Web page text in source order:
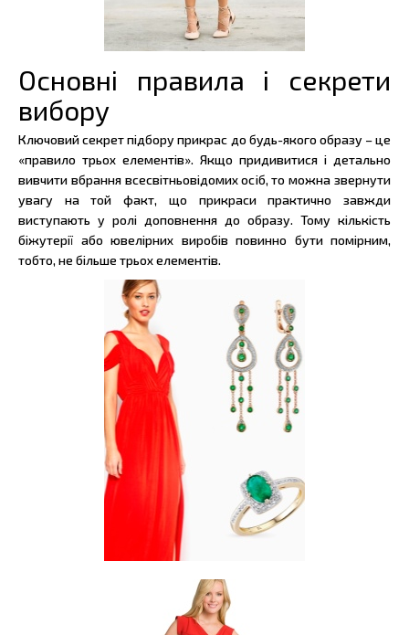
Основні правила і секрети
вибору
Ключовий секрет підбору прикрас до будь-якого образу – це
«правило трьох елементів». Якщо придивитися і детально
вивчити вбрання всесвітньовідомих осіб, то можна звернути
увагу на той факт, що прикраси практично завжди
виступають у ролі доповнення до образу. Тому кількість
біжутерії або ювелірних виробів повинно бути помірним,
тобто, не більше трьох елементів.